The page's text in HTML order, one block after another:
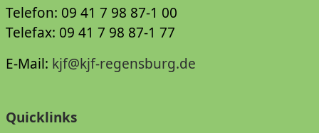
Telefon: 09 41 7 98 87-1 00
Telefax: 09 41 7 98 87-1 77
E-Mail: kjf@kjf-regensburg.de
Quicklinks